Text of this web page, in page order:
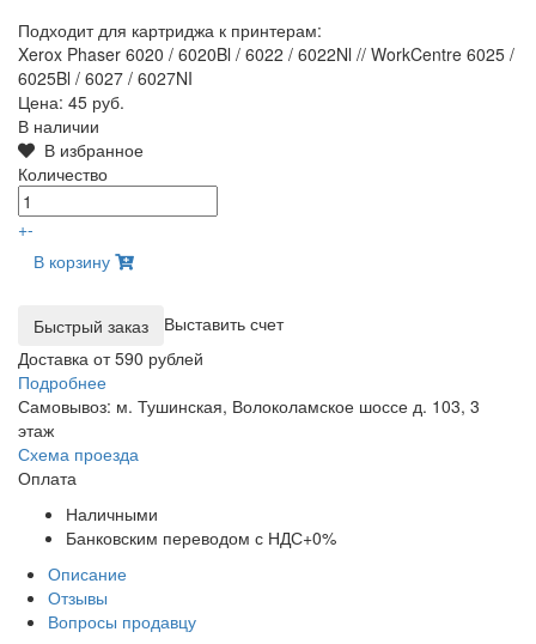
Подходит для картриджа к принтерам:
Xerox Phaser 6020 / 6020Bl / 6022 / 6022Nl // WorkCentre 6025 /
6025Bl / 6027 / 6027NI
Цена: 45 руб.
В наличии
В избранное
Количество
+-
В корзину
Выставить счет
Доставка от 590 рублей
Подробнее
Самовывоз: м. Тушинская, Волоколамское шоссе д. 103, 3
этаж
Схема проезда
Оплата
Наличными
Банковским переводом с НДС+0%
Описание
Отзывы
Вопросы продавцу